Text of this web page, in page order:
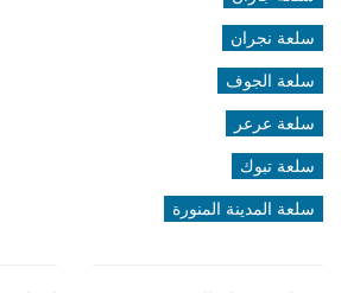
سلعة نجران
سلعة الجوف
سلعة عرعر
سلعة تبوك
سلعة المدينة المنورة